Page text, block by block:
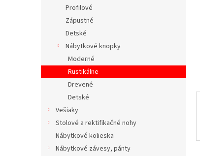
Profilové
Zápustné
Detské
Nábytkové knopky
Moderné
Rustikálne
Drevené
Detské
Vešiaky
Stolové a rektifikačné nohy
Nábytkové kolieska
Nábytkové závesy, pánty